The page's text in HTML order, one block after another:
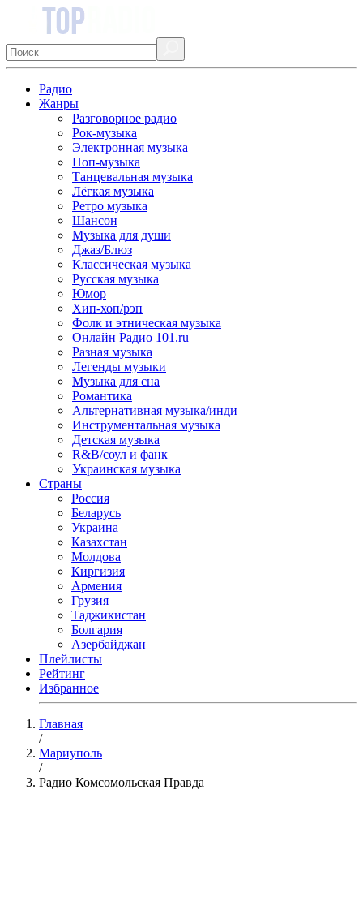
Радио
Жанры
Разговорное радио
Рок-музыка
Электронная музыка
Поп-музыка
Танцевальная музыка
Лёгкая музыка
Ретро музыка
Шансон
Музыка для души
Джаз/Блюз
Классическая музыка
Русская музыка
Юмор
Хип-хоп/рэп
Фолк и этническая музыка
Онлайн Радио 101.ru
Разная музыка
Легенды музыки
Музыка для сна
Романтика
Альтернативная музыка/инди
Инструментальная музыка
Детская музыка
R&B/cоул и фанк
Украинская музыка
Страны
Россия
Беларусь
Украина
Казахстан
Молдова
Киргизия
Армения
Грузия
Таджикистан
Болгария
Азербайджан
Плейлисты
Рейтинг
Избранное
Главная
/
Мариуполь
/
Радио Комсомольская Правда